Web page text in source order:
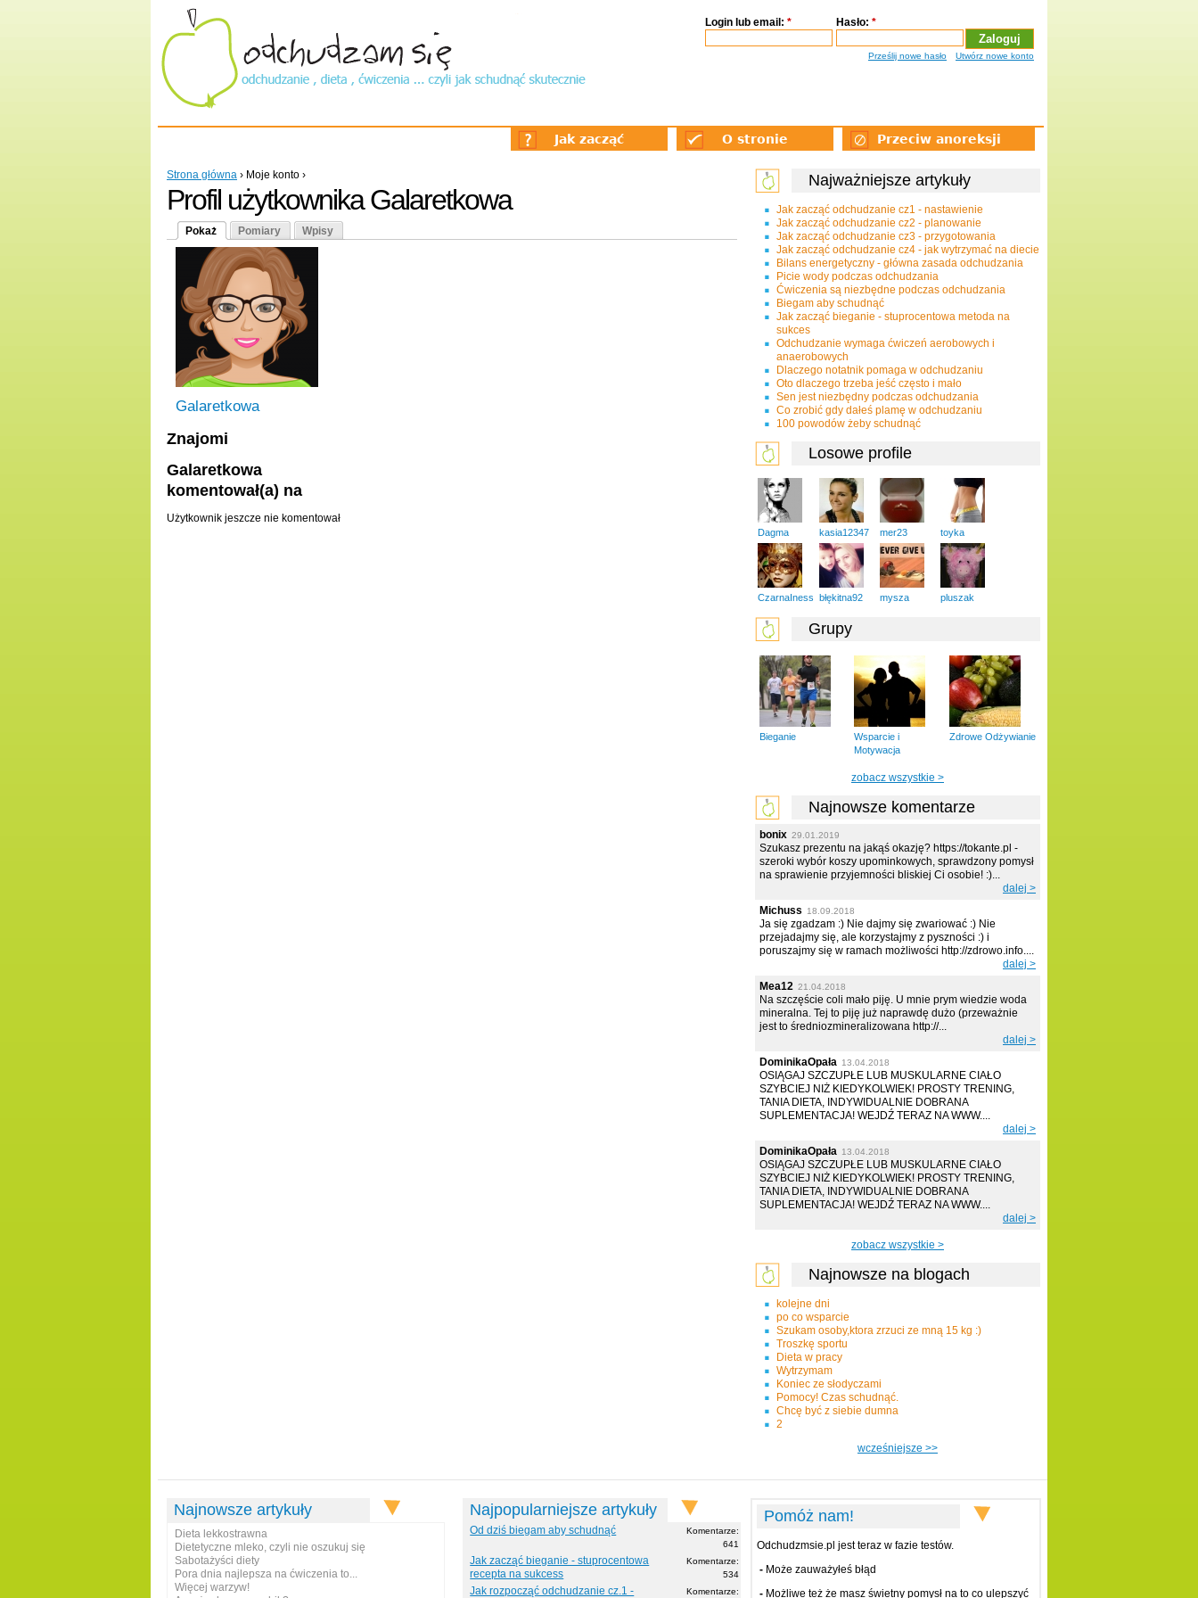
Login lub email: * Hasło: *
Utwórz nowe konto
Prześlij nowe hasło
Strona główna › Moje konto ›
Profil użytkownika Galaretkowa
Pokaż Pomiary Wpisy
Galaretkowa
Znajomi
Galaretkowa
komentował(a) na
Użytkownik jeszcze nie komentował
Jak zacząć O stronie Przeciw anoreksji
Najważniejsze artykuły
Jak zacząć odchudzanie cz1 - nastawienie
Jak zacząć odchudzanie cz2 - planowanie
Jak zacząć odchudzanie cz3 - przygotowania
Jak zacząć odchudzanie cz4 - jak wytrzymać na diecie
Bilans energetyczny - główna zasada odchudzania
Picie wody podczas odchudzania
Ćwiczenia są niezbędne podczas odchudzania
Biegam aby schudnąć
Jak zacząć bieganie - stuprocentowa metoda na
sukces
Odchudzanie wymaga ćwiczeń aerobowych i
anaerobowych
Dlaczego notatnik pomaga w odchudzaniu
Oto dlaczego trzeba jeść często i mało
Sen jest niezbędny podczas odchudzania
Co zrobić gdy dałeś plamę w odchudzaniu
100 powodów żeby schudnąć
Losowe profile
Dagma kasia12347 mer23 toyka
CzarnaIness błękitna92 mysza pluszak
Grupy
Bieganie
Wsparcie i
Motywacja
Zdrowe Odżywianie
zobacz wszystkie >
Najnowsze komentarze
bonix 29.01.2019
Szukasz prezentu na jakąś okazję? https://tokante.pl -
szeroki wybór koszy upominkowych, sprawdzony pomysł
na sprawienie przyjemności bliskiej Ci osobie! :)...
dalej >
Michuss
18.09.2018
Ja się zgadzam :) Nie dajmy się zwariować :) Nie
przejadajmy się, ale korzystajmy z pyszności :) i
poruszajmy się w ramach możliwości http://zdrowo.info....
dalej >
Mea12 21.04.2018
Na szczęście coli mało piję. U mnie prym wiedzie woda
mineralna. Tej to piję już naprawdę dużo (przeważnie
jest to średniozmineralizowana http://...
dalej >
DominikaOpała 13.04.2018
OSIĄGAJ SZCZUPŁE LUB MUSKULARNE CIAŁO
SZYBCIEJ NIŻ KIEDYKOLWIEK! PROSTY TRENING,
TANIA DIETA, INDYWIDUALNIE DOBRANA
SUPLEMENTACJA! WEJDŹ TERAZ NA WWW....
dalej >
DominikaOpała 13.04.2018
OSIĄGAJ SZCZUPŁE LUB MUSKULARNE CIAŁO
SZYBCIEJ NIŻ KIEDYKOLWIEK! PROSTY TRENING,
TANIA DIETA, INDYWIDUALNIE DOBRANA
SUPLEMENTACJA! WEJDŹ TERAZ NA WWW....
dalej >
zobacz wszystkie >
Najnowsze na blogach
kolejne dni
po co wsparcie
Szukam osoby,ktora zrzuci ze mną 15 kg :)
Troszkę sportu
Dieta w pracy
Wytrzymam
Koniec ze słodyczami
Pomocy! Czas schudnąć.
Chcę być z siebie dumna
2
wcześniejsze >>
Najnowsze artykuły
Dieta lekkostrawna
Dietetyczne mleko, czyli nie oszukuj się
Sabotażyści diety
Pora dnia najlepsza na ćwiczenia to...
Więcej warzyw!
Najpopularniejsze artykuły
Od dziś biegam aby schudnąć
Komentarze:
641
Jak zacząć bieganie - stuprocentowa
recepta na sukcess
Komentarze:
534
Jak rozpocząć odchudzanie cz.1 - Komentarze:
Pomóż nam!
Odchudzmsie.pl jest teraz w fazie testów.
-Może zauważyłeś błąd
-Możliwe też że masz świetny pomysł na to co ulepszyć